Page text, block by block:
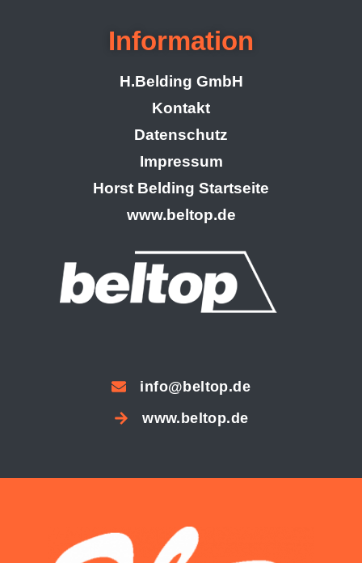
Information
H.Belding GmbH
Kontakt
Datenschutz
Impressum
Horst Belding Startseite
www.beltop.de
info@beltop.de
www.beltop.de